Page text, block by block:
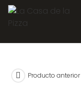
Producto anterior